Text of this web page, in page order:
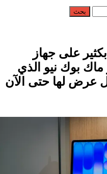
على جهاز
بوك نيو الذي